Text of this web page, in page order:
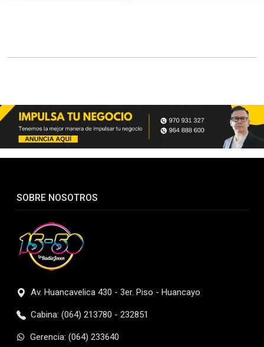
SOBRE NOSOTROS
Av. Huancavelica 430 - 3er. Piso - Huancayo
Cabina: (064) 213780 - 232851
Gerencia: (064) 233640